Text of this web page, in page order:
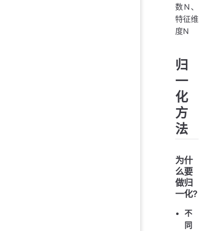
数N、
特征维
度N
归
一
化
方
法
为什
么要
做归
一化?
不
同